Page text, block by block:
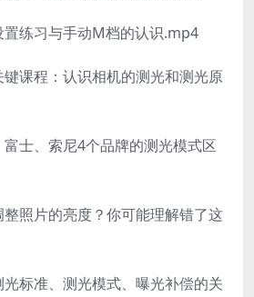
练习与手动M档的认识.mp4
课程：认识相机的测光和测光原
士、索尼4个品牌的测光模式区
照片的亮度？你可能理解错了这
标准、测光模式、曝光补偿的关